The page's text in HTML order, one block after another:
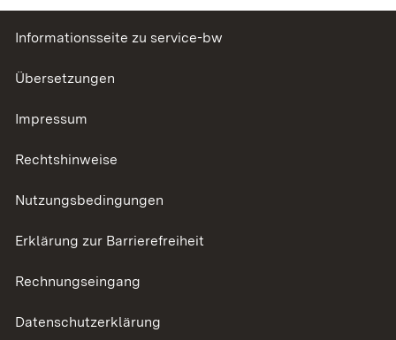
Informationsseite zu service-bw
Übersetzungen
Impressum
Rechtshinweise
Nutzungsbedingungen
Erklärung zur Barrierefreiheit
Rechnungseingang
Datenschutzerklärung